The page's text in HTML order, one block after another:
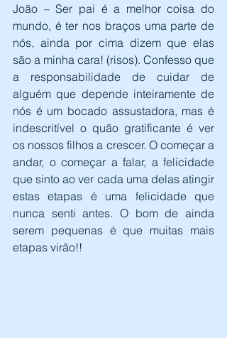
João – Ser pai é a melhor coisa do
mundo, é ter nos braços uma parte de
nós, ainda por cima dizem que elas
são a minha cara! (risos). Confesso que
a responsabilidade de cuidar de
alguém que depende inteiramente de
nós é um bocado assustadora, mas é
indescritível o quão gratificante é ver
os nossos filhos a crescer. O começar a
andar, o começar a falar, a felicidade
que sinto ao ver cada uma delas atingir
estas etapas é uma felicidade que
nunca senti antes. O bom de ainda
serem pequenas é que muitas mais
etapas virão!!